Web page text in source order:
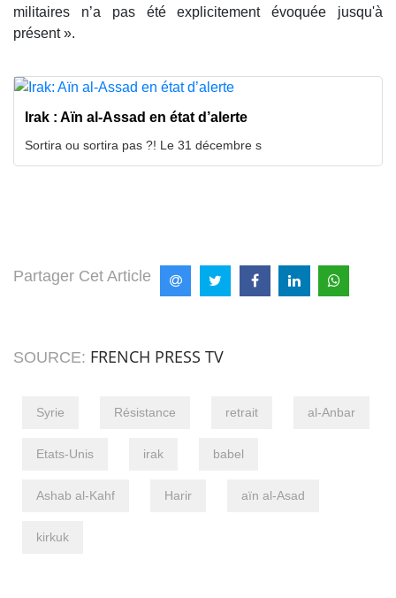
militaires n’a pas été explicitement évoquée jusqu'à
présent ».
Irak : Aïn al-Assad en état d’alerte
Sortira ou sortira pas ?! Le 31 décembre s
Partager Cet Article
SOURCE: FRENCH PRESS TV
Syrie Résistance retrait al-Anbar
Etats-Unis irak babel
Ashab al-Kahf Harir aïn al-Asad
kirkuk